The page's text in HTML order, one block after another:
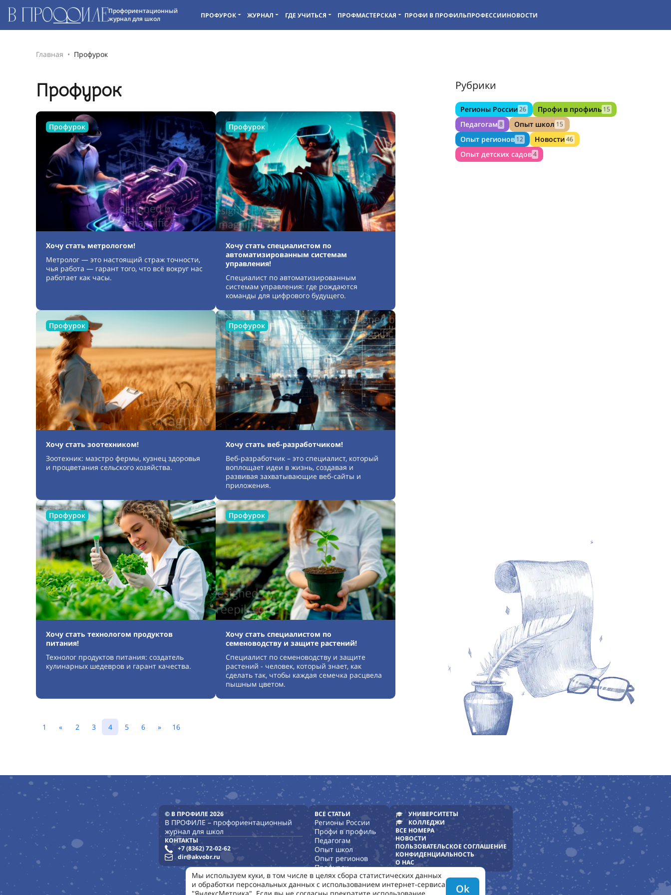
Профориентационный
журнал для школ
ПРОФУРОК ЖУРНАЛ ГДЕ УЧИТЬСЯ ПРОФМАСТЕРСКАЯ ПРОФИ В ПРОФИЛЬПРОФЕССИИНОВОСТИ
Главная Профурок
Профурок
Профурок
Хочу стать метрологом!
Метролог — это настоящий страж точности,
чья работа — гарант того, что всё вокруг нас
работает как часы.
Профурок
Хочу стать специалистом по
автоматизированным системам
управления!
Специалист по автоматизированным
системам управления: где рождаются
команды для цифрового будущего.
Профурок
Хочу стать зоотехником!
Зоотехник: маэстро фермы, кузнец здоровья
и процветания сельского хозяйства.
Профурок
Хочу стать веб-разработчиком!
Веб-разработчик – это специалист, который
воплощает идеи в жизнь, создавая и
развивая захватывающие веб-сайты и
приложения.
Профурок
Хочу стать технологом продуктов
питания!
Технолог продуктов питания: создатель
кулинарных шедевров и гарант качества.
Профурок
Хочу стать специалистом по
семеноводству и защите растений!
Специалист по семеноводству и защите
растений - человек, который знает, как
сделать так, чтобы каждая семечка расцвела
пышным цветом.
1 « 2 3 4 5 6 » 16
Рубрики
Регионы России26 Профи в профиль 15
Педагогам 8 Опыт школ 15
Опыт регионов 12 Новости46
Опыт детских садов4
© В ПРОФИЛЕ 2026
В ПРОФИЛЕ – профориентационный
журнал для школ
КОНТАКТЫ
+7 (8362) 72-02-62
dir@akvobr.ru
ВСЕ СТАТЬИ
Регионы России
Профи в профиль
Педагогам
Опыт школ
Опыт регионов
Профурок
Опыт детских садов
УНИВЕРСИТЕТЫ
КОЛЛЕДЖИ
ВСЕ НОМЕРА
НОВОСТИ
ПОЛЬЗОВАТЕЛЬСКОЕ СОГЛАШЕНИЕ
КОНФИДЕНЦИАЛЬНОСТЬ
О НАС
Мы используем куки, в том числе в целях сбора статистических данных
и обработки персональных данных с использованием интернет-сервиса
Ok